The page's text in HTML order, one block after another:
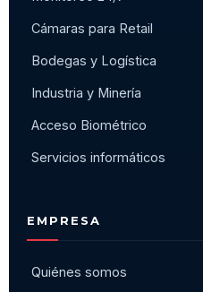
Cámaras para Retail
Bodegas y Logística
Industria y Minería
Acceso Biométrico
Servicios informáticos
EMPRESA
Quiénes somos